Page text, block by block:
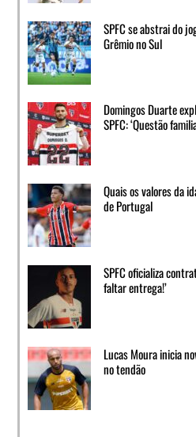
SPFC se abstrai do
Grêmio no Sul
Domingos Duarte
SPFC: ‘Questão
Quais os valores da
de Portugal
SPFC oficializa
faltar entrega!’
Lucas Moura inicia
no tendão